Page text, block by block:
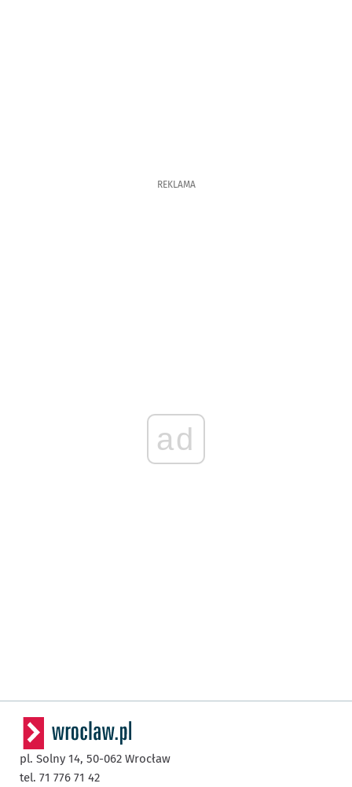
REKLAMA
ad
pl. Solny 14, 50-062 Wrocław
tel. 71 776 71 42